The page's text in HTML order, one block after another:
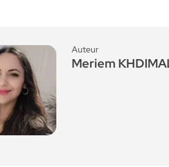
Auteur
Meriem